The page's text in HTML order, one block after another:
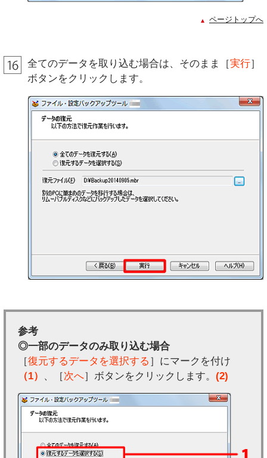
ページトップへ
全てのデータを取り込む場合は、そのまま［実行］
ボタンをクリックします。
参考
◎一部のデータのみ取り込む場合
［復元するデータを選択する ］にマークを付け
（1）
、［次へ］ボタンをクリックします。 (2)